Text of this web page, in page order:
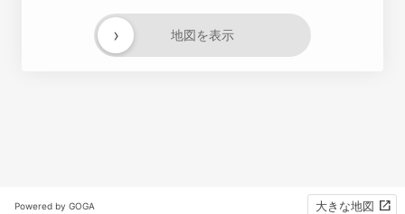
地図を表示
›
Powered by GOGA 大きな地図